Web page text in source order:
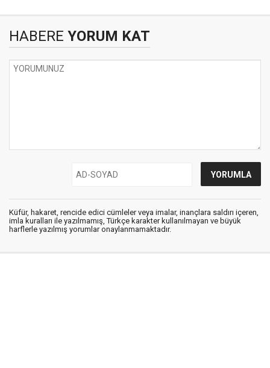
HABERE YORUM KAT
Küfür, hakaret, rencide edici cümleler veya imalar, inançlara saldırı içeren,
imla kuralları ile yazılmamış, Türkçe karakter kullanılmayan ve büyük
harflerle yazılmış yorumlar onaylanmamaktadır.